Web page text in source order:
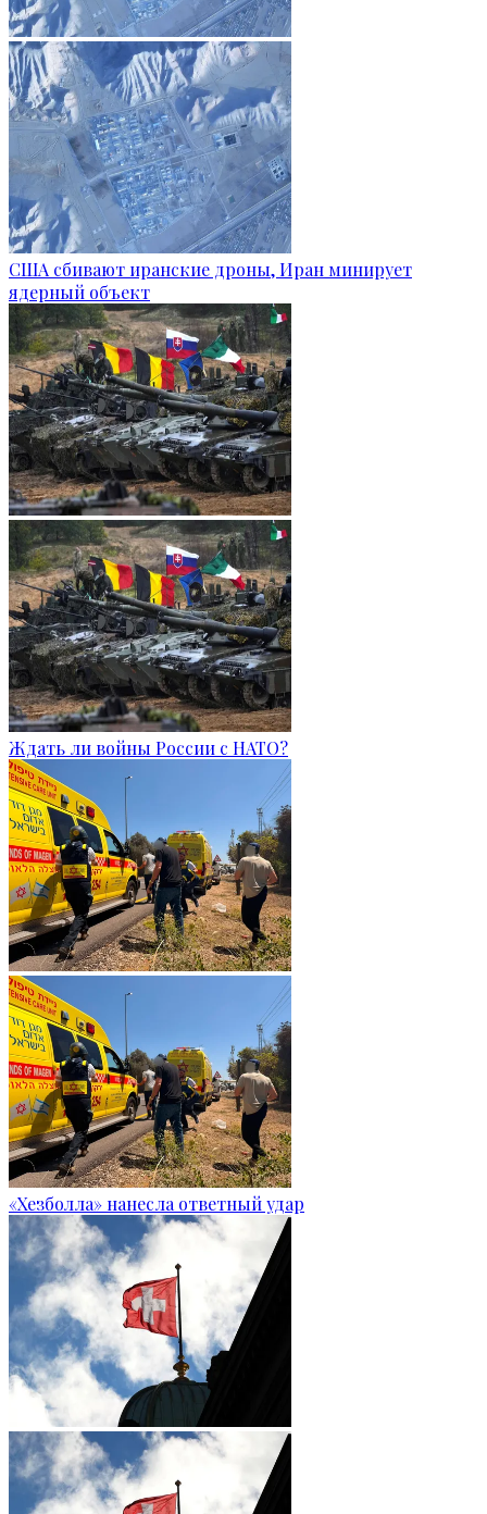
США сбивают иранские дроны, Иран минирует
ядерный объект
Ждать ли войны России с НАТО?
«Хезболла» нанесла ответный удар